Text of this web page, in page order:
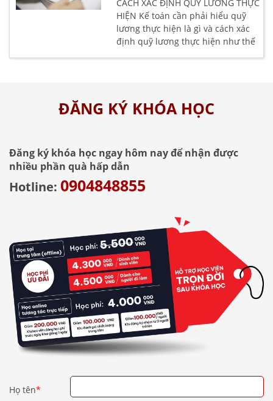
CÁCH XÁC ĐỊNH QUỸ LƯƠNG THỰC
HIỆN Kế toán cần phải hiểu quỹ
lương thực hiện là gì và cách xác
định quỹ lương thực hiện như thế
ĐĂNG KÝ KHÓA HỌC
Đăng ký khóa học ngay hôm nay để nhận được
nhiều phần quà hấp dẫn
Hotline: 0904848855
Họ tên*